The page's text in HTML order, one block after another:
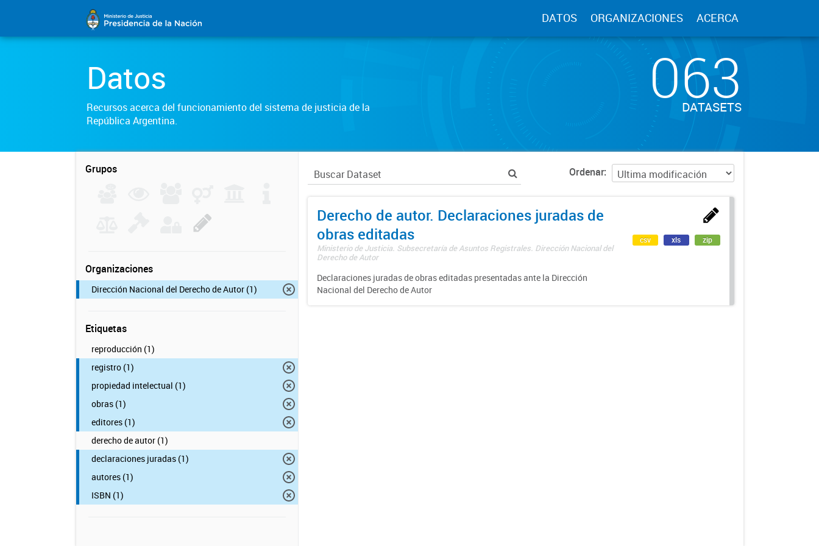
DATOS ORGANIZACIONES ACERCA
Datos
Recursos acerca del funcionamiento del sistema de justicia de la
República Argentina.
063
DATASETS
Grupos
Organizaciones
Dirección Nacional del Derecho de Autor (1)
Etiquetas
reproducción (1)
registro (1)
propiedad intelectual (1)
obras (1)
editores (1)
derecho de autor (1)
declaraciones juradas (1)
autores (1)
ISBN (1)
Ordenar
Derecho de autor. Declaraciones juradas de
obras editadas
Ministerio de Justicia. Subsecretaría de Asuntos Registrales. Dirección Nacional del
Derecho de Autor
Declaraciones juradas de obras editadas presentadas ante la Dirección
Nacional del Derecho de Autor
csv xls zip